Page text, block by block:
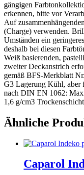
gängigen
erkennen, bitte vor
Auf
(Charge) verwenden.
Umständen ein
deshalb bei diesen
Weiß basierenden,
zweiter Deck­anstrich
gemäß BFS-Merkblatt
G3 Lagerung Kühl, aber
nach DIN EN 1062:
1,6 g/cm3
Ähnliche
Caparol